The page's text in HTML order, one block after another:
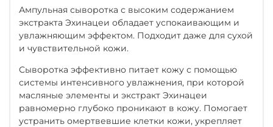
Ампульная сыворотка с высоким содержанием
экстракта Эхинацеи обладает успокаивающим и
увлажняющим эффектом. Подходит даже для сухой
и чувствительной кожи.
Сыворотка эффективно питает кожу с помощью
системы интенсивного увлажнения, при которой
масляные элементы и экстракт Эхинацеи
равномерно глубоко проникают в кожу. Помогает
устранить омертвевшие клетки кожи, укрепляет